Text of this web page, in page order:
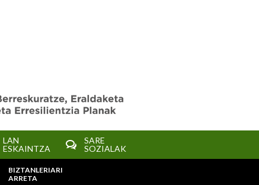
LAN
ESKAINTZA
SARE
SOZIALAK
BIZTANLERIARI
ARRETA